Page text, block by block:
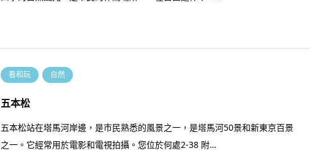
看和玩 自然
五本松
五本松站在塔馬河岸邊，是市民熟悉的風景之一，是塔馬河50景和新東京百景
之一。它經常用於電影和電視拍攝。您位於何處2-38 附…